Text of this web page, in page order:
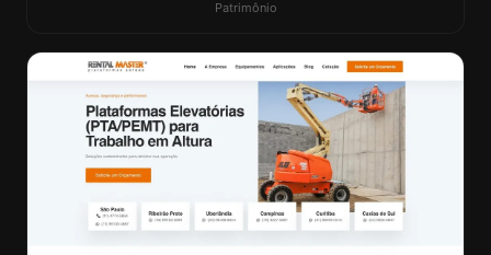
Patrimônio